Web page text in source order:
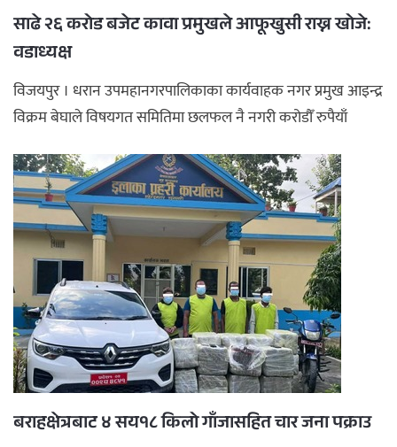
अपराध
छापा समाचार
छापा संस्करण अर्थ बिचार सम्पादकीय
विशेष
अन्तर्राष्ट्रिय / प्रवास
अन्तरवार्ता संस्कृति साहित्य
ब्लग/रिभ्यु
राशिफल
साढे २६ करोड बजेट कावा प्रमुखले आफूखुसी राख्न खोजे:
वडाध्यक्ष
विजयपुर । धरान उपमहानगरपालिकाका कार्यवाहक नगर प्रमुख आइन्द्र
विक्रम बेघाले विषयगत समितिमा छलफल नै नगरी करोडौँ रुपैयाँ
बराहक्षेत्रबाट ४ सय१८ किलो गाँजासहित चार जना पक्राउ